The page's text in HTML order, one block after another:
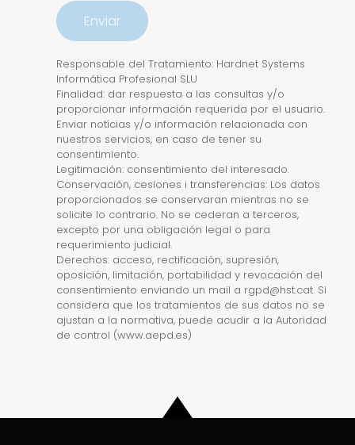
Responsable del Tratamiento: Hardnet Systems
Informática Profesional SLU
Finalidad: dar respuesta a las consultas y/o
proporcionar información requerida por el usuario.
Enviar notícias y/o información relacionada con
nuestros servicios, en caso de tener su
consentimiento.
Legitimación: consentimiento del interesado.
Conservación, cesiones i transferencias: Los datos
proporcionados se conservaran mientras no se
solicite lo contrario. No se cederan a terceros,
excepto por una obligación legal o para
requerimiento judicial.
Derechos: acceso, rectificación, supresión,
oposición, limitación, portabilidad y revocación del
consentimiento enviando un mail a rgpd@hst.cat. Si
considera que los tratamientos de sus datos no se
ajustan a la normativa, puede acudir a la Autoridad
de control (www.aepd.es)